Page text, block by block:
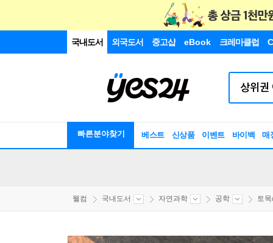
국내도서 외국도서 중고샵 eBook 크레마클럽
빠른분야찾기 베스트 신상품 이벤트 바이백 매
웰컴 국내도서 자연과학 공학 토